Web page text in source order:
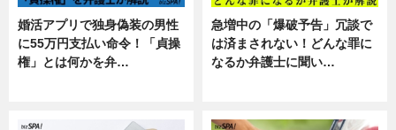
婚活アプリで独身偽装の男性
に55万円支払い命令！「貞操
権」とは何かを弁…
急増中の「爆破予告」冗談で
は済まされない！どんな罪に
なるか弁護士に聞い…